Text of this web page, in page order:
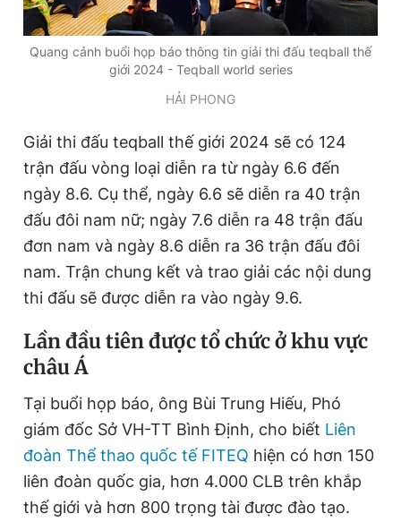
Hotline
0906 645 777
Liên hệ quảng cáo
0908 780 404
Phó tổng biên tập thường trực: Hải Thành
Phó tổng biên tập: Lâm Hiếu Dũng
Phó tổng biên tập: Trần Việt Hưng
Tổng thư ký tòa soạn: Đức Trung
Giấy phép xuất bản số 110/GP - BTTTT cấp ngày 24.3.2020
© 2003-2026 Bản quyền thuộc về Báo Thanh Niên. Cấm sao
chép dưới mọi hình thức nếu không có sự chấp thuận bằng văn
Quang cảnh buổi họp báo thông tin giải thi đấu teqball thế
giới 2024 - Teqball world series
HẢI PHONG
Giải thi đấu teqball thế giới 2024 sẽ có 124
trận đấu vòng loại diễn ra từ ngày 6.6 đến
ngày 8.6. Cụ thể, ngày 6.6 sẽ diễn ra 40 trận
đấu đôi nam nữ; ngày 7.6 diễn ra 48 trận đấu
đơn nam và ngày 8.6 diễn ra 36 trận đấu đôi
nam. Trận chung kết và trao giải các nội dung
thi đấu sẽ được diễn ra vào ngày 9.6.
Lần đầu tiên được tổ chức ở khu vực
châu Á
Tại buổi họp báo, ông Bùi Trung Hiếu, Phó
giám đốc Sở VH-TT Bình Định, cho biết Liên
đoàn Thể thao quốc tế FITEQ hiện có hơn 150
liên đoàn quốc gia, hơn 4.000 CLB trên khắp
thế giới và hơn 800 trọng tài được đào tạo.